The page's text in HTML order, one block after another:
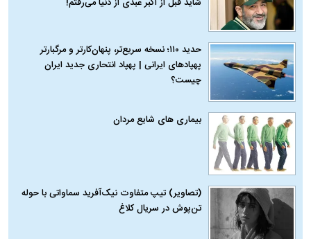
حدید ۱۱۰؛ نسخه سریع‌تر، پنهان‌کارتر و مرگبارتر
پهپادهای ایرانی | پهپاد انتحاری جدید ایران
چیست؟
بیماری‌ های شایع مردان
(تصاویر) تیپ متفاوت نیک‌آفرید سماواتی با حوله
تن‌پوش در سریال کلاغ